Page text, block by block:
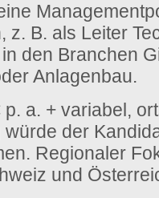
z. B. als Leiter
den Branchen
Anlagenbau.
a. + variabel,
der
Regionaler
und